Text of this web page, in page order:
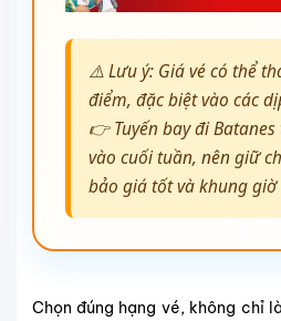
⚠️ Lưu ý: Giá vé có thể
điểm, đặc biệt vào các
👉 Tuyến bay đi
vào cuối tuần, nên giữ
bảo giá tốt và khung giờ
Chọn đúng hạng vé, không chỉ